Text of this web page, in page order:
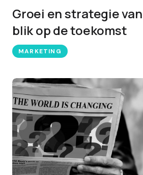
Groei en strategie
blik op de toekomst
MARKETING